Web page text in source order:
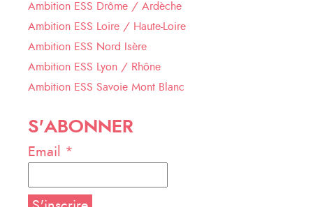
Ambition ESS Drôme / Ardèche
Ambition ESS Loire / Haute-Loire
Ambition ESS Nord Isère
Ambition ESS Lyon / Rhône
Ambition ESS Savoie Mont Blanc
S'ABONNER
Email *